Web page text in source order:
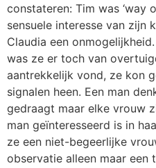
constateren: Tim was ‘way
sensuele interesse van zijn
Claudia een
was ze er toch van
aantrekkelijk vond, ze kon
signalen heen. Een man
gedraagt maar elke vrouw
man geïnteresseerd is in
ze een niet-begeerlijke
observatie alleen maar een